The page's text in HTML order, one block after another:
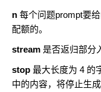
n 每个问题prompt要
配额的。
stream 是否返归部分
stop 最大长度为 4 的
中的内容，将停止生成